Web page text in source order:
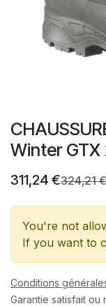
Winter
311,24 €324,21€
You're not
If you want to
Conditions
Garantie satisfait ou